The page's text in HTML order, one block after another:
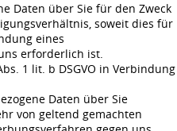
Daten über Sie für den Zweck
soweit dies für
eines
erforderlich ist.
1 lit. b DSGVO in Verbindung
Daten über Sie
von geltend gemachten